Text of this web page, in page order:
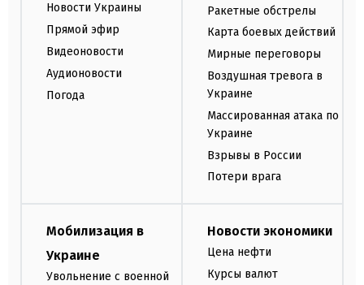
Новости Украины
Прямой эфир
Видеоновости
Аудионовости
Погода
Ракетные обстрелы
Карта боевых действий
Мирные переговоры
Воздушная тревога в
Украине
Массированная атака по
Украине
Взрывы в России
Потери врага
Мобилизация в
Украине
Увольнение с военной
Новости экономики
Цена нефти
Курсы валют